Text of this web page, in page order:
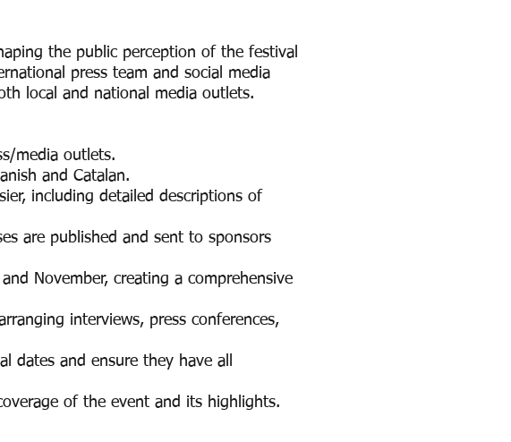
the public perception of the festival
press team and social media
local and national media outlets.
media outlets.
and Catalan.
including detailed descriptions of
are published and sent to sponsors
November, creating a comprehensive
interviews, press conferences,
dates and ensure they have all
of the event and its highlights.